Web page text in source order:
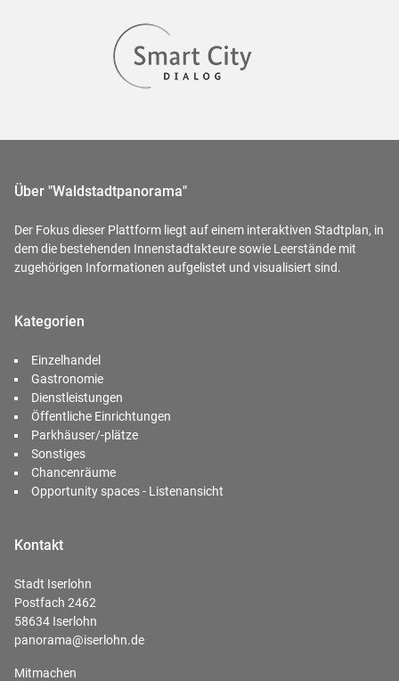
Über "Waldstadtpanorama"
Der Fokus dieser Plattform liegt auf einem interaktiven Stadtplan, in
dem die bestehenden Innenstadtakteure sowie Leerstände mit
zugehörigen Informationen aufgelistet und visualisiert sind.
Kategorien
Einzelhandel
Gastronomie
Dienstleistungen
Öffentliche Einrichtungen
Parkhäuser/-plätze
Sonstiges
Chancenräume
Opportunity spaces - Listenansicht
Kontakt
Stadt Iserlohn
Postfach 2462
58634 Iserlohn
panorama@iserlohn.de
Mitmachen